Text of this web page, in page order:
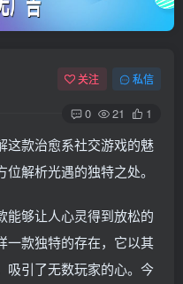
关注 私信
0 21 1
这款治愈系社交游戏的魅
解析光遇的独特之处。
能够让人心灵得到放松的
一款独特的存在，它以其
吸引了无数玩家的心。今